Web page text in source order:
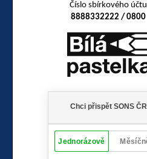
Číslo sbírkového účtu
8888332222 / 0800